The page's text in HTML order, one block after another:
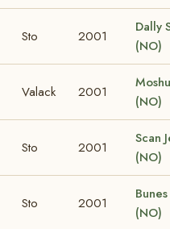
Sto 2001
Dally
(NO)
Valack 2001
(NO)
Sto 2001
Scan
(NO)
Sto 2001
(NO)